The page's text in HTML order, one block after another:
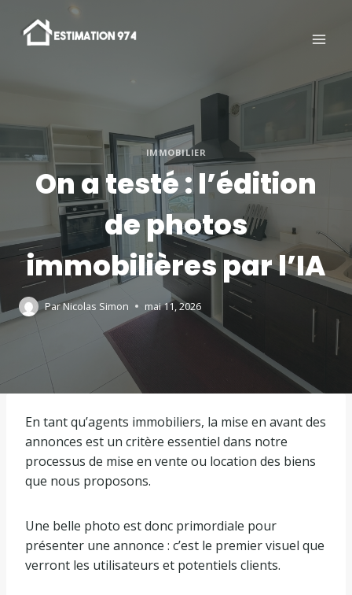
contenu
IMMOBILIER
On a testé : l’édition
de photos
immobilières par l’IA
ParNicolas Simon mai 11, 2026
En tant qu’agents immobiliers, la mise en avant des
annonces est un critère essentiel dans notre
processus de mise en vente ou location des biens
que nous proposons.
Une belle photo est donc primordiale pour
présenter une annonce : c’est le premier visuel que
verront les utilisateurs et potentiels clients.